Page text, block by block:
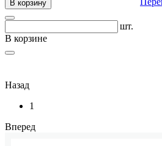
В корзину
шт.
В корзине
Назад
1
Вперед